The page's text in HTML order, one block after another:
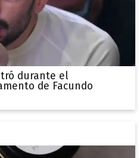
durante el
de Facundo